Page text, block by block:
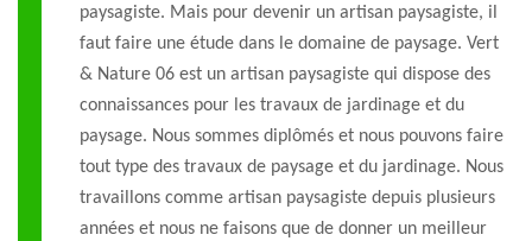
paysagiste. Mais pour devenir un artisan paysagiste, il
faut faire une étude dans le domaine de paysage. Vert
& Nature 06 est un artisan paysagiste qui dispose des
connaissances pour les travaux de jardinage et du
paysage. Nous sommes diplômés et nous pouvons faire
tout type des travaux de paysage et du jardinage. Nous
travaillons comme artisan paysagiste depuis plusieurs
années et nous ne faisons que de donner un meilleur